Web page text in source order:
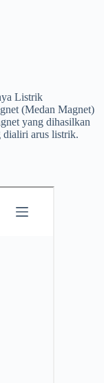
Listrik
(Medan Magnet)
yang dihasilkan
dialiri arus listrik.